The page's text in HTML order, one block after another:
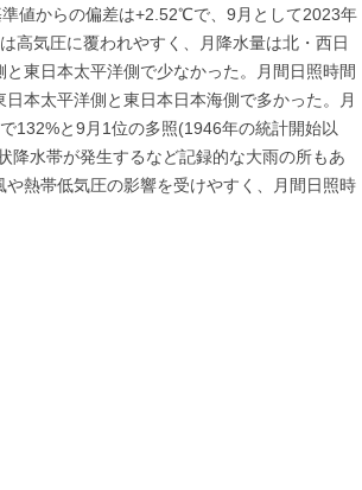
値からの偏差は+2.52℃で、9月として2023年
高気圧に覆われやすく、月降水量は北・西日
東日本太平洋側で少なかった。月間日照時間
本太平洋側と東日本日本海側で多かった。月
132%と9月1位の多照(1946年の統計開始以
降水帯が発生するなど記録的な大雨の所もあ
熱帯低気圧の影響を受けやすく、月間日照時